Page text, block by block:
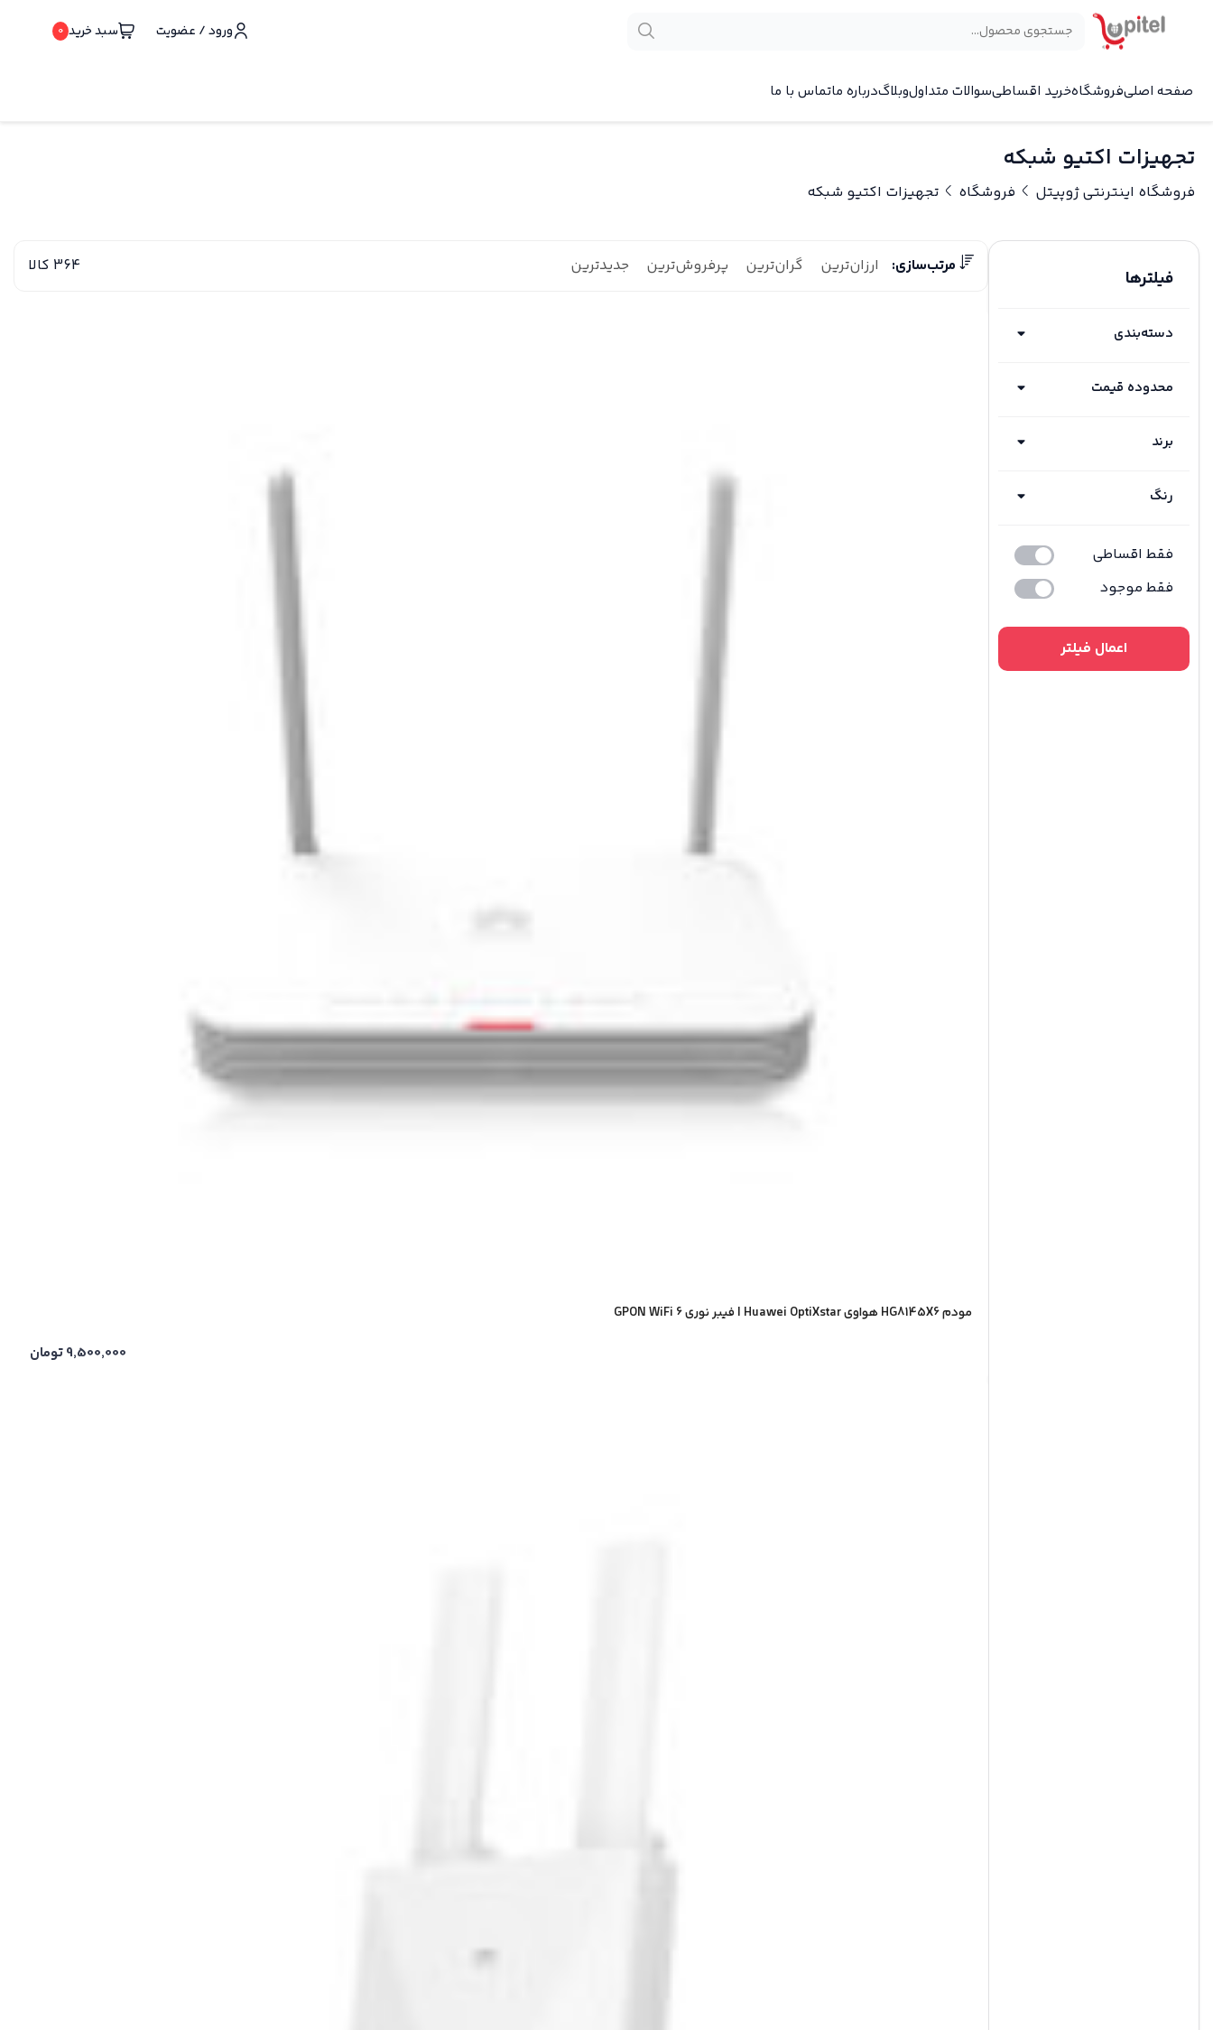
ورود / عضویت سبد خرید 0
صفحه اصلیفروشگاهخرید اقساطیسوالات متداولوبلاگدرباره ماتماس با ما
تجهیزات اکتیو شبکه
فروشگاه اینترنتی ژوپیتل فروشگاه تجهیزات اکتیو شبکه
فیلترها
دسته‌بندی
محدوده قیمت
برند
رنگ
فقط اقساطی
فقط موجود
اعمال فیلتر
مرتب‌سازی: ارزان‌ترین گران‌ترین پرفروش‌ترین جدیدترین 364 کالا
مودم HG8145X6 هواوی Huawei OptiXstar | فیبر نوری GPON WiFi 6
9,500,000تومان